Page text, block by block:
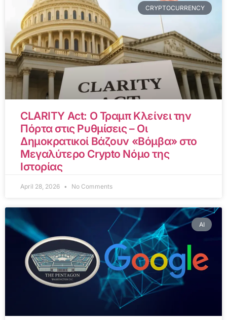
CRYPTOCURRENCY
CLARITY Act: Ο Τραμπ Κλείνει την
Πόρτα στις Ρυθμίσεις – Οι
Δημοκρατικοί Βάζουν «Βόμβα» στο
Μεγαλύτερο Crypto Νόμο της
Ιστορίας
April 28, 2026 No Comments
AI